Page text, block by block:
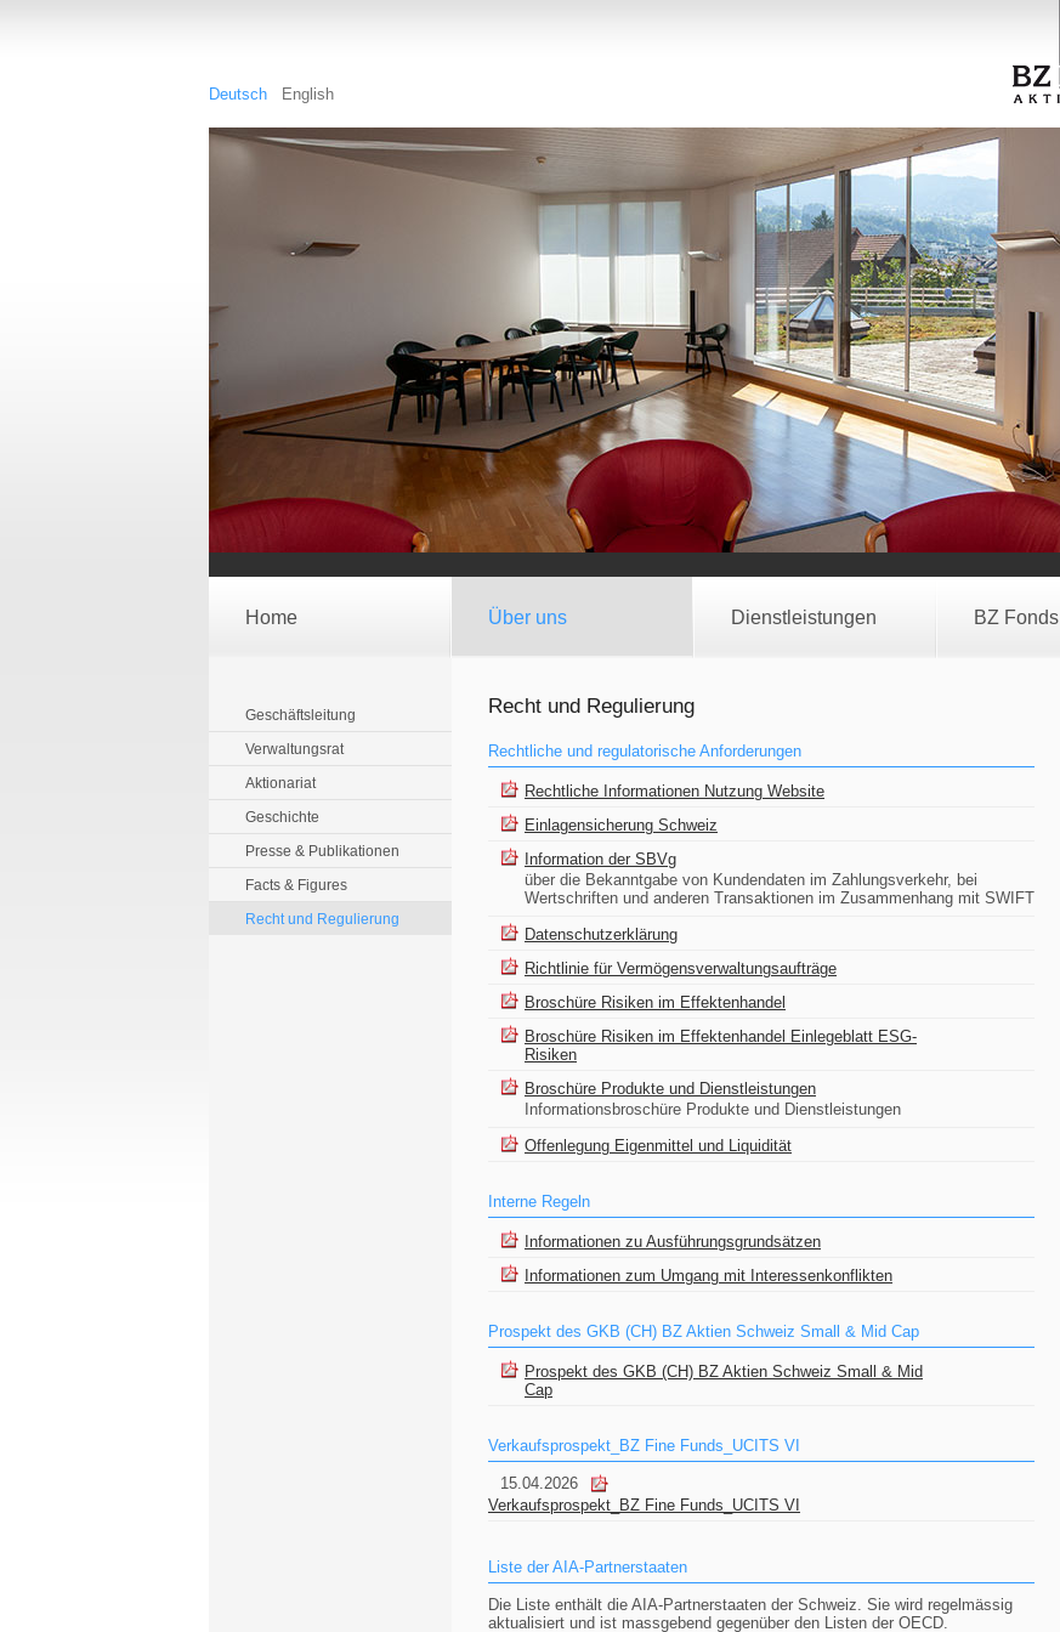
Deutsch English
Home Über uns Dienstleistungen BZ Fonds
Geschäftsleitung
Verwaltungsrat
Aktionariat
Geschichte
Presse & Publikationen
Facts & Figures
Recht und Regulierung
Recht und Regulierung
Rechtliche und regulatorische Anforderungen
Rechtliche Informationen Nutzung Website
Einlagensicherung Schweiz
Information der SBVg
über die Bekanntgabe von Kundendaten im Zahlungsverkehr, bei
Wertschriften und anderen Transaktionen im Zusammenhang mit SWIFT
Datenschutzerklärung
Richtlinie für Vermögensverwaltungsaufträge
Broschüre Risiken im Effektenhandel
Broschüre Risiken im Effektenhandel Einlegeblatt ESG-
Risiken
Broschüre Produkte und Dienstleistungen
Informationsbroschüre Produkte und Dienstleistungen
Offenlegung Eigenmittel und Liquidität
Interne Regeln
Informationen zu Ausführungsgrundsätzen
Informationen zum Umgang mit Interessenkonflikten
Prospekt des GKB (CH) BZ Aktien Schweiz Small & Mid Cap
Prospekt des GKB (CH) BZ Aktien Schweiz Small & Mid
Cap
Verkaufsprospekt_BZ Fine Funds_UCITS VI
15.04.2026
Verkaufsprospekt_BZ Fine Funds_UCITS VI
Liste der AIA-Partnerstaaten
Die Liste enthält die AIA-Partnerstaaten der Schweiz. Sie wird regelmässig
aktualisiert und ist massgebend gegenüber den Listen der OECD.